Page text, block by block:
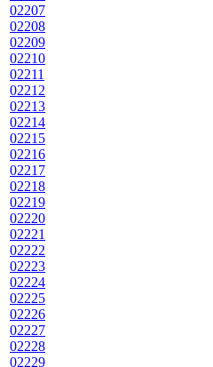
02207
02208
02209
02210
02211
02212
02213
02214
02215
02216
02217
02218
02219
02220
02221
02222
02223
02224
02225
02226
02227
02228
02229